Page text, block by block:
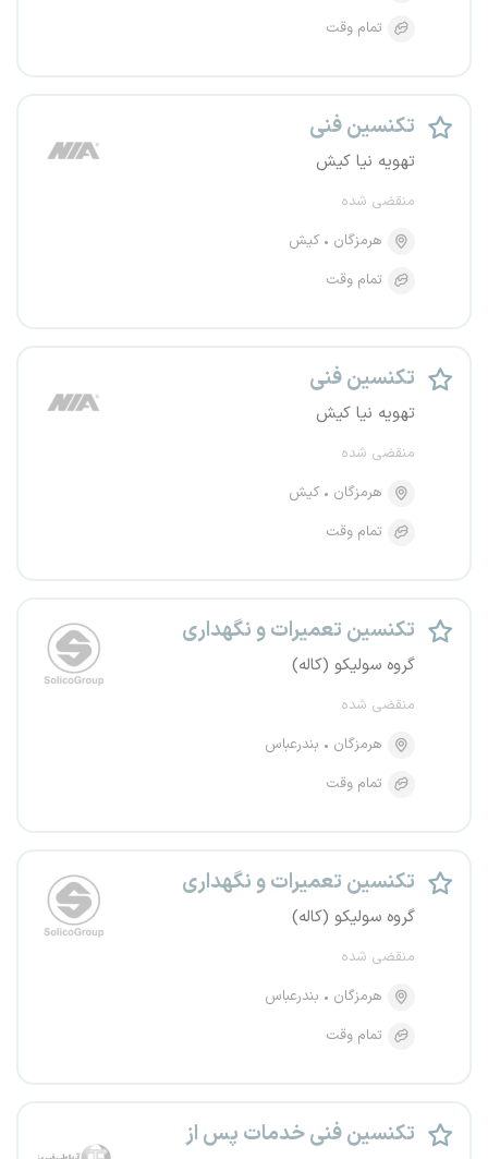
تمام وقت
تکنسین فنی
تهویه نیا کیش
منقضی شده
هرمزگان
کیش
تمام وقت
تکنسین فنی
تهویه نیا کیش
منقضی شده
هرمزگان
کیش
تمام وقت
تکنسین تعمیرات و نگهداری
گروه سولیکو (کاله)
منقضی شده
هرمزگان
بندرعباس
تمام وقت
تکنسین تعمیرات و نگهداری
گروه سولیکو (کاله)
منقضی شده
هرمزگان
بندرعباس
تمام وقت
تکنسین فنی خدمات پس از